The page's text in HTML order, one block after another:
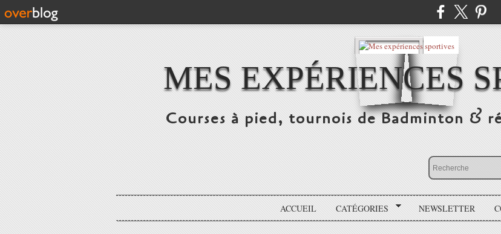
MES EXPÉRIENCES
Courses à pied, tournois de Badminton &
ACCUEIL CATÉGORIES NEWSLETTER